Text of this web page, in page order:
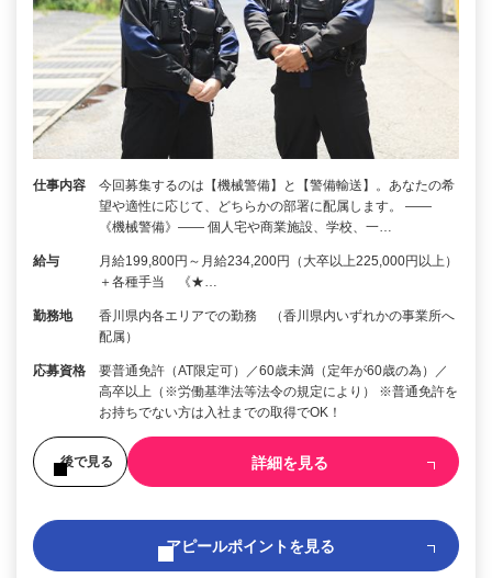
仕事内容
今回募集するのは【機械警備】と【警備輸送】。あなたの希
望や適性に応じて、どちらかの部署に配属します。 ――
《機械警備》―― 個人宅や商業施設、学校、一…
給与
月給199,800円～月給234,200円（大卒以上225,000円以上）
＋各種手当 《★…
勤務地
香川県内各エリアでの勤務 （香川県内いずれかの事業所へ
配属）
応募資格
要普通免許（AT限定可）／60歳未満（定年が60歳の為）／
高卒以上（※労働基準法等法令の規定により） ※普通免許を
お持ちでない方は入社までの取得でOK！
後で見る 詳細を見る
アピールポイントを見る